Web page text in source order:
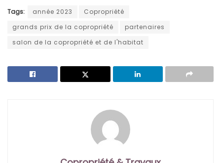
Tags: année 2023
Copropriété
grands prix de la copropriété
partenaires
salon de la copropriété et de l'habitat